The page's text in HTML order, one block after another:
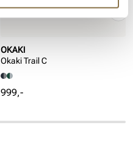
OKAKI
Okaki Trail C
Pris
999,-